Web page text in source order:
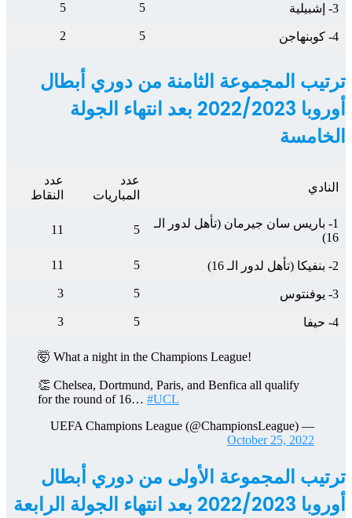
3- إشبيلية 5
5
4- كوبنهاجن 5
2
ترتيب المجموعة الثامنة من دوري أبطال
أوروبا 2022/2023 بعد انتهاء الجولة
الخامسة
النادي
عدد
المباريات
عدد
النقاط
1- باريس سان جيرمان (تأهل لدور الـ
16)
5
11
2- بنفيكا (تأهل لدور الـ 16) 5
11
3- يوفنتوس 5
3
4- حيفا 5
3
🤯 What a night in the Champions League!
👏 Chelsea, Dortmund, Paris, and Benfica all qualify
for the round of 16… #UCL
— UEFA Champions League (@ChampionsLeague)
October 25, 2022
ترتيب المجموعة الأولى من دوري أبطال
أوروبا 2022/2023 بعد
انتهاء الجولة الرابعة